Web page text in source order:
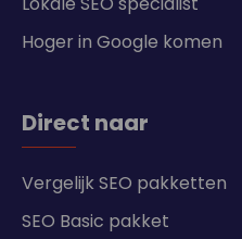
Hoger in Google komen
Direct naar
Vergelijk SEO pakketten
SEO Basic pakket